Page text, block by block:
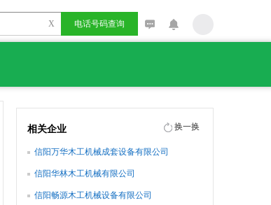
X 电话号码查询
相关企业 换一换
信阳万华木工机械成套设备有限公司
信阳华林木工机械有限公司
信阳畅源木工机械设备有限公司